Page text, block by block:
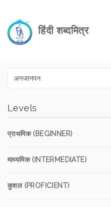
हिंदी शब्दमित्र
Levels
प्राथमिक (BEGINNER)
माध्यमिक (INTERMEDIATE)
कुशल (PROFICIENT)